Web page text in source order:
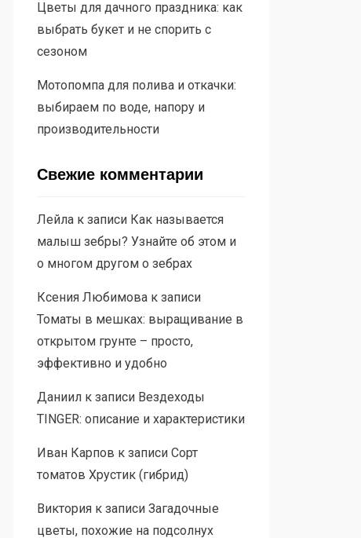
Цветы для дачного праздника: как
выбрать букет и не спорить с
сезоном
Мотопомпа для полива и откачки:
выбираем по воде, напору и
производительности
Свежие комментарии
Лейлак записи Как называется
малыш зебры? Узнайте об этом и
о многом другом о зебрах
Ксения Любимовак записи
Томаты в мешках: выращивание в
открытом грунте – просто,
эффективно и удобно
Даниилк записи Вездеходы
TINGER: описание и характеристики
Иван Карпов к записи Сорт
томатов Хрустик (гибрид)
Викторияк записи Загадочные
цветы, похожие на подсолнух